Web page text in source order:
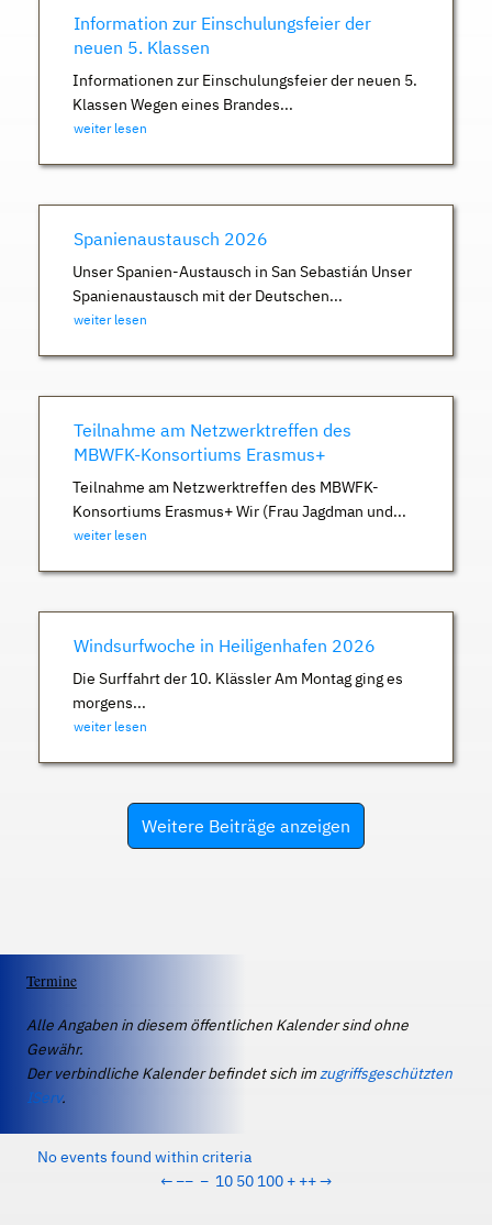
Information zur Einschulungsfeier der
neuen 5. Klassen
Informationen zur Einschulungsfeier der neuen 5.
Klassen Wegen eines Brandes...
weiter lesen
Spanienaustausch 2026
Unser Spanien-Austausch in San Sebastián Unser
Spanienaustausch mit der Deutschen...
weiter lesen
Teilnahme am Netzwerktreffen des
MBWFK-Konsortiums Erasmus+
Teilnahme am Netzwerktreffen des MBWFK-
Konsortiums Erasmus+ Wir (Frau Jagdman und...
weiter lesen
Windsurfwoche in Heiligenhafen 2026
Die Surffahrt der 10. Klässler Am Montag ging es
morgens...
weiter lesen
Weitere Beiträge anzeigen
Termine
Alle Angaben in diesem öffentlichen Kalender sind ohne
Gewähr.
Der verbindliche Kalender befindet sich imzugriffsgeschützten
IServ.
No events found within criteria
← −− − 10 50 100 + ++→